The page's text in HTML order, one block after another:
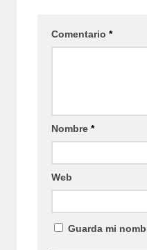
Comentario *
Nombre *
Web
Guarda mi